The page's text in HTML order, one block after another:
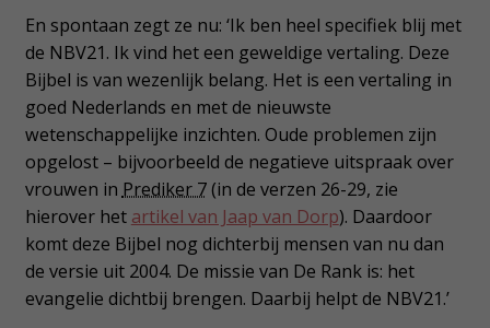
En spontaan zegt ze nu: ‘Ik ben heel specifiek blij met
de NBV21. Ik vind het een geweldige vertaling. Deze
Bijbel is van wezenlijk belang. Het is een vertaling in
goed Nederlands en met de nieuwste
wetenschappelijke inzichten. Oude problemen zijn
opgelost – bijvoorbeeld de negatieve uitspraak over
vrouwen in Prediker 7(in de verzen 26-29, zie
hierover het artikel van Jaap van Dorp). Daardoor
komt deze Bijbel nog dichterbij mensen van nu dan
de versie uit 2004. De missie van De Rank is: het
evangelie dichtbij brengen. Daarbij helpt de NBV21.’